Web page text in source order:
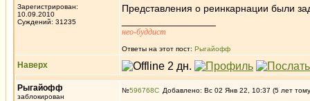
Зарегистрирован:
10.09.2010
Суждений: 31235
Представления о реинкарнации были
нео-буддист
Ответы на этот пост: Рыгайофф
Наверх
Рыгайофф
заблокирован
№596768 Добавлено: Вс 02 Янв 22, 10:37 (5 лет